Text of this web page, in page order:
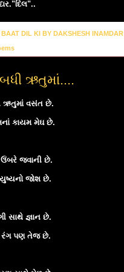
BAAT DIL KI BY DAKSHESH INAMDAR
ઋતુમાં....
ઋતુમાં વસંત છે.
કાયમ મેઘ છે.
જવાની છે.
જોશ છે.
સાથે જ્ઞાન છે.
રંગ પણ તેજ છે.